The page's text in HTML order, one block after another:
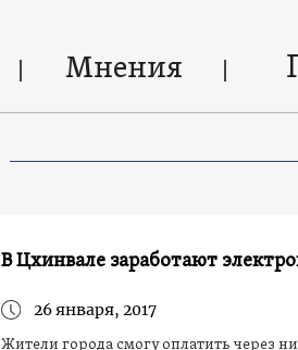
Мнения
В Цхинвале заработают
26 января, 2017
Жители города смогу оплатить через